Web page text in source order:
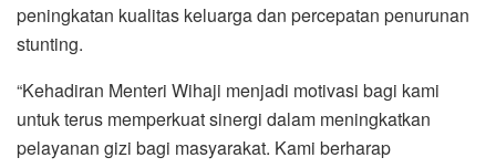
peningkatan kualitas keluarga dan percepatan penurunan
stunting.
“Kehadiran Menteri Wihaji menjadi motivasi bagi kami
untuk terus memperkuat sinergi dalam meningkatkan
pelayanan gizi bagi masyarakat. Kami berharap